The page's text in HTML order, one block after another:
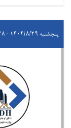
پنجشنبه ۱۴۰۴/۸/۲۹ - ۱۱:۲۸